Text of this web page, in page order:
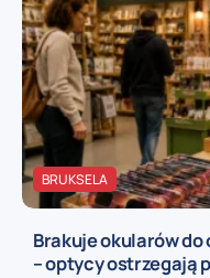
BRUKSELA
Brakuje okularów
– optycy ostrzegają